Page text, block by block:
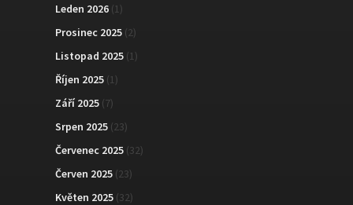
Leden 2026 (1)
Prosinec 2025 (2)
Listopad 2025 (1)
Říjen 2025 (1)
Září 2025 (7)
Srpen 2025 (23)
Červenec 2025 (32)
Červen 2025 (23)
Květen 2025 (32)